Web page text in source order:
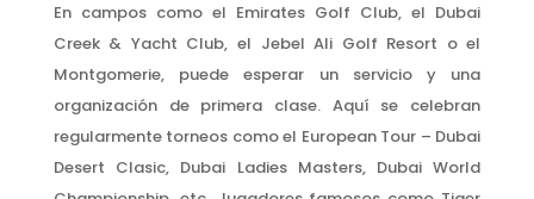
En campos como el Emirates Golf Club, el Dubai
Creek & Yacht Club, el Jebel Ali Golf Resort o el
Montgomerie, puede esperar un servicio y una
organización de primera clase. Aquí se celebran
regularmente torneos como el European Tour – Dubai
Desert Clasic, Dubai Ladies Masters, Dubai World